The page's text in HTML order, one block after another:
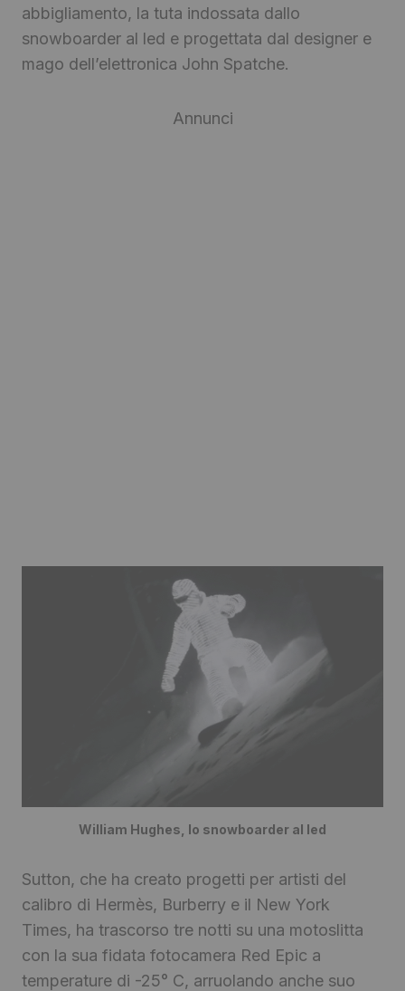
abbigliamento, la tuta indossata dallo
snowboarder al led e progettata dal designer e
mago dell’elettronica John Spatche.
Annunci
William Hughes, lo snowboarder al led
Sutton, che ha creato progetti per artisti del
calibro di Hermès, Burberry e il New York
Times, ha trascorso tre notti su una motoslitta
con la sua fidata fotocamera Red Epic a
temperature di -25° C, arruolando anche suo